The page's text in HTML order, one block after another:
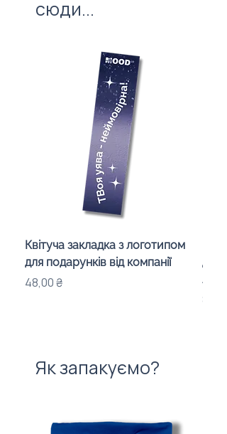
сюди...
Квітуча закладка з логотипом
для подарунків від компанії
Ціна
48,00 ₴
для
Ціна
Як запакуємо?